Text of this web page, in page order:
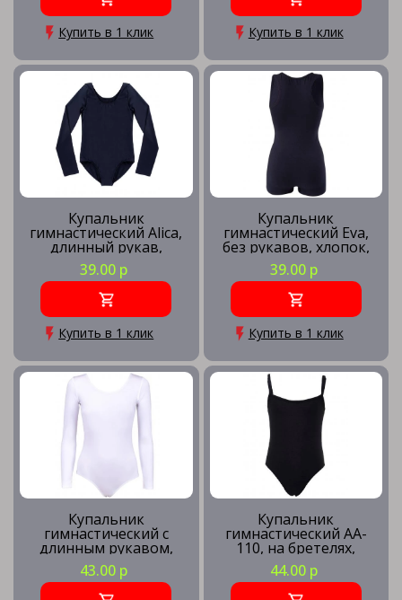
Купить в 1 клик Купить в 1 клик
Купальник
гимнастический Alica,
длинный рукав,
хлопок, черный
39.00 р
Купить в 1 клик
Купальник
гимнастический Eva,
без рукавов, хлопок,
черный
39.00 р
Купить в 1 клик
Купальник
гимнастический с
длинным рукавом,
полиамид, белый, р.
28-34
43.00 р
Купальник
гимнастический AA-
110, на бретелях,
хлопок, черный (44-48)
44.00 р